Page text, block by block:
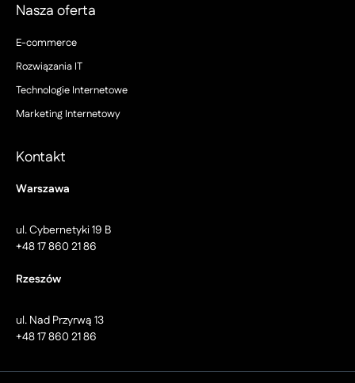
Nasza oferta
E-commerce
Rozwiązania IT
Technologie Internetowe
Marketing Internetowy
Kontakt
Warszawa
ul. Cybernetyki 19 B
+48 17 860 21 86
Rzeszów
ul. Nad Przyrwą 13
+48 17 860 21 86